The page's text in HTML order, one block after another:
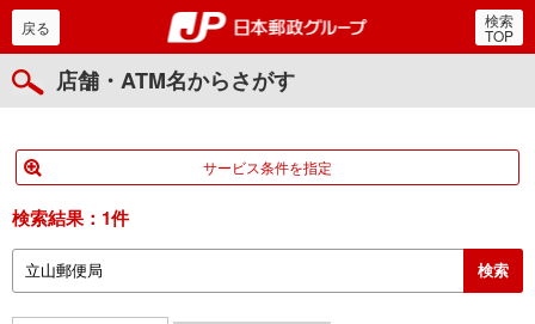
郵便局・日本郵政グルー
戻る 検索
TOP
店舗・ATM名からさがす
サービス条件を指定
検索結果： 1件